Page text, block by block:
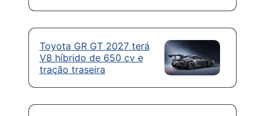
Toyota GR GT 2027 terá
V8 híbrido de 650 cv e
tração traseira